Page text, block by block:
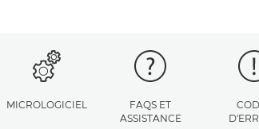
MICROLOGICIEL
FAQS ET
ASSISTANCE